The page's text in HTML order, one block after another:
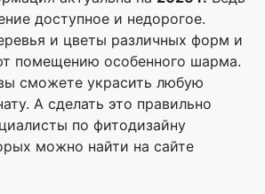
доступное и недорогое.
и цветы различных форм и
помещению особенного шарма.
сможете украсить любую
А сделать это правильно
по фитодизайну
можно найти на сайте